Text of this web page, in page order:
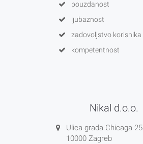
pouzdanost
ljubaznost
zadovoljstvo korisnika
kompetentnost
Nikal d.o.o.
Ulica grada Chicaga 25
10000 Zagreb